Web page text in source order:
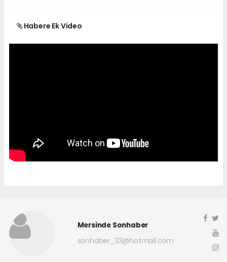
Habere Ek Video
Mersinde Sonhaber
sonhaber_33@hotmail.com